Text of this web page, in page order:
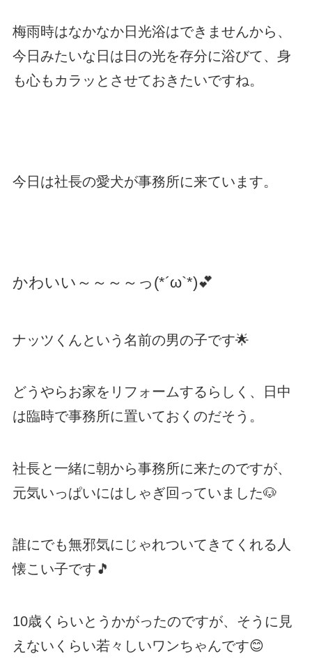
梅雨時はなかなか日光浴はできませんから、
今日みたいな日は日の光を存分に浴びて、身
も心もカラッとさせておきたいですね。
今日は社長の愛犬が事務所に来ています。
かわいい～～～～っ(*´ω`*)💕
ナッツくんという名前の男の子です🌟
どうやらお家をリフォームするらしく、日中
は臨時で事務所に置いておくのだそう。
社長と一緒に朝から事務所に来たのですが、
元気いっぱいにはしゃぎ回っていました🐶
誰にでも無邪気にじゃれついてきてくれる人
懐こい子です🎵
10歳くらいとうかがったのですが、そうに見
えないくらい若々しいワンちゃんです😊